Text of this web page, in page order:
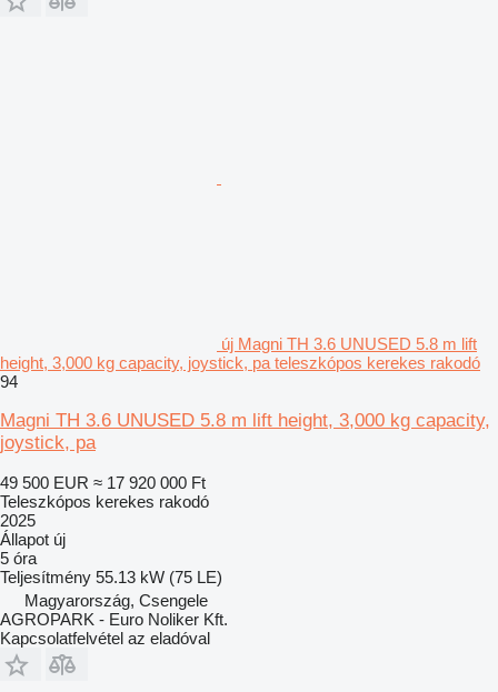
új Magni TH 3.6 UNUSED 5.8 m lift
height, 3,000 kg capacity, joystick, pa teleszkópos kerekes rakodó
94
Magni TH 3.6 UNUSED 5.8 m lift height, 3,000 kg capacity,
joystick, pa
49 500 EUR ≈ 17 920 000 Ft
Teleszkópos kerekes rakodó
2025
Állapot új
5 óra
Teljesítmény 55.13 kW (75 LE)
Magyarország, Csengele
AGROPARK - Euro Noliker Kft.
Kapcsolatfelvétel az eladóval